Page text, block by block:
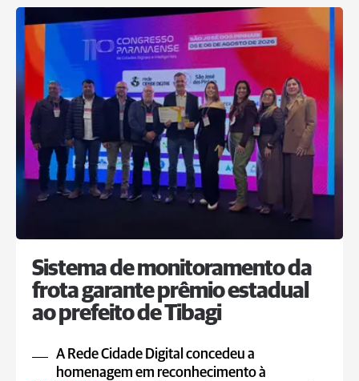
Sistema de monitoramento da
frota garante prêmio estadual
ao prefeito de Tibagi
A Rede Cidade Digital concedeu a
homenagem em reconhecimento à